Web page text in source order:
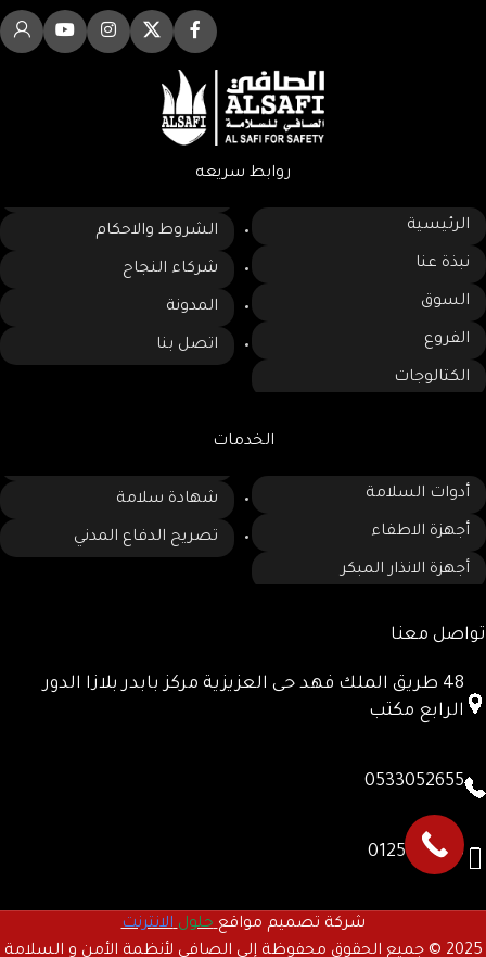
روابط سريعه
الرئيسية
نبذة عنا
السوق
الفروع
الكتالوجات
الشروط والاحكام
شركاء النجاح
المدونة
اتصل بنا
الخدمات
أدوات السلامة
أجهزة الاطفاء
أجهزة الانذار المبكر
شهادة سلامة
تصريح الدفاع المدني
تواصل معنا
48 طريق الملك فهد حى العزيزية مركز بابدر بلازا الدور
الرابع مكتب
0533052655
0125780885
شركة تصميم مواقع حلول الانترنت
2025 © جميع الحقوق محفوظة إلى الصافي لأنظمة الأمن و السلامة